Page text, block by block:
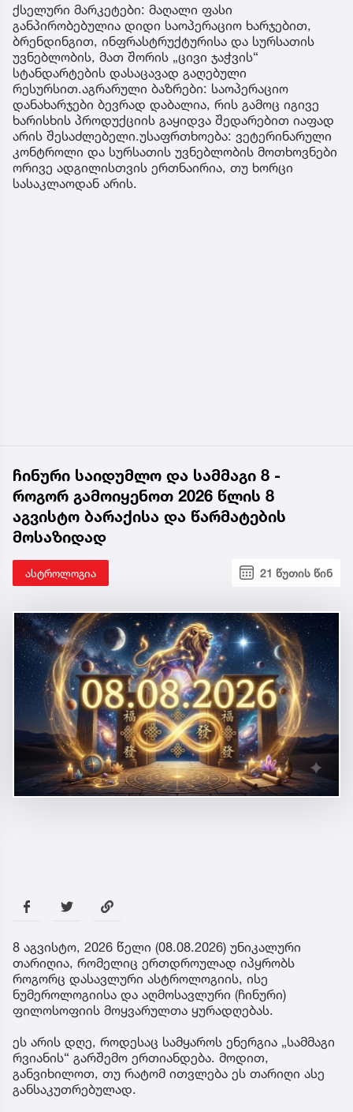
ქსელური მარკეტები: მაღალი ფასი
განპირობებულია დიდი საოპერაციო ხარჯებით,
ბრენდინგით, ინფრასტრუქტურისა და სურსათის
უვნებლობის, მათ შორის „ცივი ჯაჭვის“
სტანდარტების დასაცავად გაღებული
რესურსით.აგრარული ბაზრები: საოპერაციო
დანახარჯები ბევრად დაბალია, რის გამოც იგივე
ხარისხის პროდუქციის გაყიდვა შედარებით იაფად
არის შესაძლებელი.უსაფრთხოება: ვეტერინარული
კონტროლი და სურსათის უვნებლობის მოთხოვნები
ორივე ადგილისთვის ერთნაირია, თუ ხორცი
სასაკლაოდან არის.
ჩინური საიდუმლო და სამმაგი 8 -
როგორ გამოიყენოთ 2026 წლის 8
აგვისტო ბარაქისა და წარმატების
მოსაზიდად
ასტროლოგია 21 წუთის წინ
8 აგვისტო, 2026 წელი (08.08.2026) უნიკალური
თარიღია, რომელიც ერთდროულად იპყრობს
როგორც დასავლური ასტროლოგიის, ისე
ნუმეროლოგიისა და აღმოსავლური (ჩინური)
ფილოსოფიის მოყვარულთა ყურადღებას.
ეს არის დღე, როდესაც სამყაროს ენერგია „სამმაგი
რვიანის“ გარშემო ერთიანდება. მოდით,
განვიხილოთ, თუ რატომ ითვლება ეს თარიღი ასე
განსაკუთრებულად.